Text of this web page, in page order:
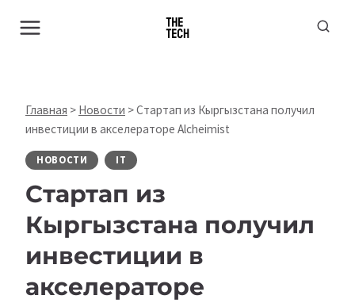
Главная > Новости >Стартап из Кыргызстана получил
инвестиции в акселераторе Alcheimist
НОВОСТИ IT
Стартап из
Кыргызстана получил
инвестиции в
акселераторе